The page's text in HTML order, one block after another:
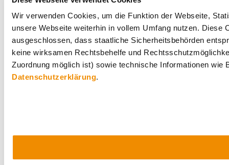
Wir verwenden Cookies, um die Funktion der Webseite,
unsere Webseite weiterhin in vollem Umfang nutzen.
ausgeschlossen, dass staatliche Sicherheitsbehörden
keine wirksamen Rechtsbehelfe und
Zuordnung möglich ist) sowie technische Informationen
Datenschutzerklärung.